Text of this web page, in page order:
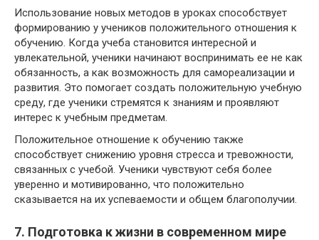
Использование новых методов в уроках способствует
формированию у учеников положительного отношения к
обучению. Когда учеба становится интересной и
увлекательной, ученики начинают воспринимать ее не как
обязанность, а как возможность для самореализации и
развития. Это помогает создать положительную учебную
среду, где ученики стремятся к знаниям и проявляют
интерес к учебным предметам.
Положительное отношение к обучению также
способствует снижению уровня стресса и тревожности,
связанных с учебой. Ученики чувствуют себя более
уверенно и мотивированно, что положительно
сказывается на их успеваемости и общем благополучии.
7. Подготовка к жизни в современном мире